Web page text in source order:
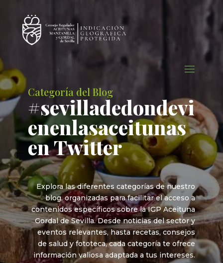
Categoría del Blog
#sevilladedondevi
enenlasaceitunas
en Twitter
Explora las diferentes categorías de nuestro
blog, organizadas para facilitar el acceso a
contenidos específicos sobre la IGP Aceituna
Gordal de Sevilla. Desde noticias del sector y
eventos relevantes, hasta recetas, consejos
de salud y fototeca, cada categoría te ofrece
información valiosa adaptada a tus intereses.